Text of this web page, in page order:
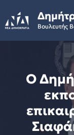
to
content
Βουλευτής
Ο